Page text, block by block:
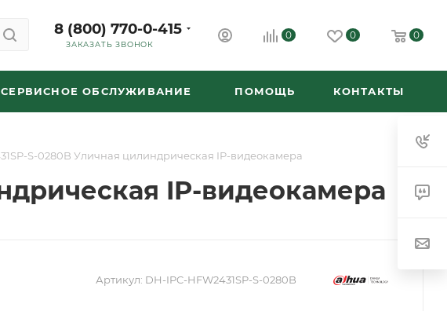
8 (800) 770-0-415
ЗАКАЗАТЬ ЗВОНОК
0 0 0
СЕРВИСНОЕ ОБСЛУЖИВАНИЕ ПОМОЩЬ КОНТАКТЫ
S-0280B Уличная цилиндрическая IP-видеокамера
IP-видеокамера
Артикул: DH-IPC-HFW2431SP-S-0280B